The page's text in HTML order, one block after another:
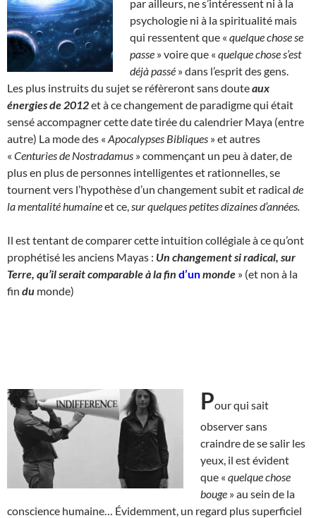
par ailleurs, ne s’intéressent ni à la
psychologie ni à la spiritualité mais
qui ressentent que « quelque chose se
passe » voire que « quelque chose s’est
déjà passé » dans l’esprit des gens.
Les plus instruits du sujet se réfèreront sans douteaux
énergies de 2012et à ce changement de paradigme qui était
sensé accompagner cette date tirée du calendrier Maya (entre
autre) La mode des « Apocalypses Bibliques » et autres
« Centuries de Nostradamus » commençant un peu à dater, de
plus en plus de personnes intelligentes et rationnelles, se
tournent vers l’hypothèse d’un changement subit et radical de
la mentalité humaineet ce, sur quelques petites dizaines d’années.
Il est tentant de comparer cette intuition collégiale à ce qu’ont
prophétisé les anciens Mayas : Un changement si radical, sur
Terre, qu’il serait comparable à la fin d’unmonde » (et non à la
fin du monde)
Pour qui sait
observer sans
craindre de se salir les
yeux, il est évident
que « quelque chose
bouge » au sein de la
conscience humaine… Évidemment, un regard plus superficiel